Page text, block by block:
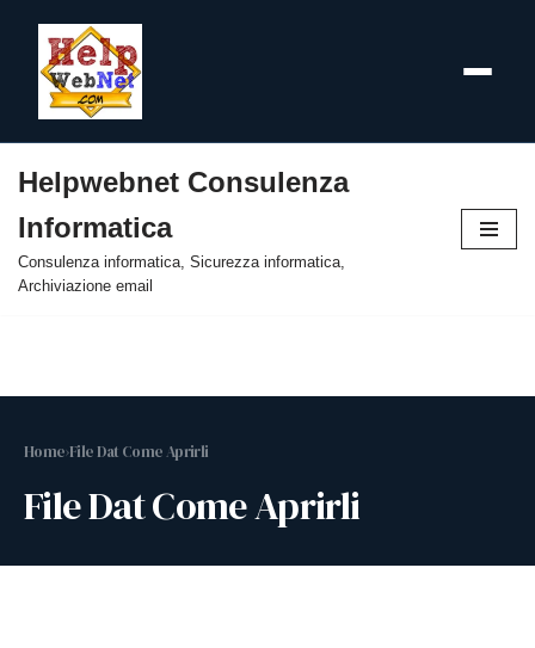
al
contenuto
Helpwebnet Consulenza
Informatica
Consulenza informatica, Sicurezza informatica,
Archiviazione email
Home›File Dat Come Aprirli
File Dat Come Aprirli